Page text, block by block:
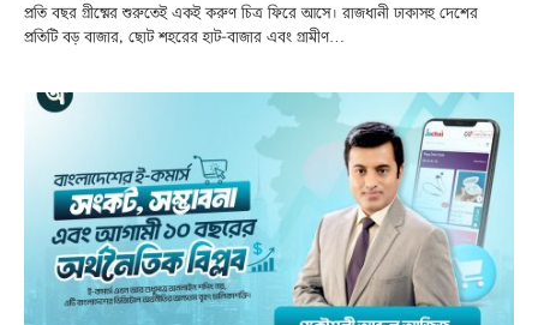
প্রতি বছর গ্রীষ্মের শুরুতেই একই করুণ চিত্র ফিরে আসে। রাজধানী ঢাকাসহ দেশের
প্রতিটি বড় বাজার, ছোট শহরের হাট-বাজার এবং গ্রামীণ…